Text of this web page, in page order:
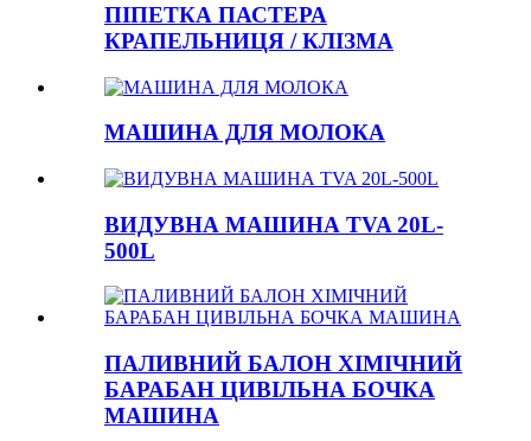
ПІПЕТКА ПАСТЕРА
КРАПЕЛЬНИЦЯ / КЛІЗМА
МАШИНА ДЛЯ МОЛОКА
ВИДУВНА МАШИНА TVA 20L-
500L
ПАЛИВНИЙ БАЛОН ХІМІЧНИЙ
БАРАБАН ЦИВІЛЬНА БОЧКА
МАШИНА